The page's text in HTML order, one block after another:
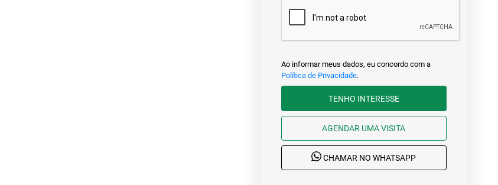
Ao informar meus dados, eu concordo com a
Política de Privacidade.
TENHO INTERESSE
AGENDAR UMA VISITA
CHAMAR NO WHATSAPP